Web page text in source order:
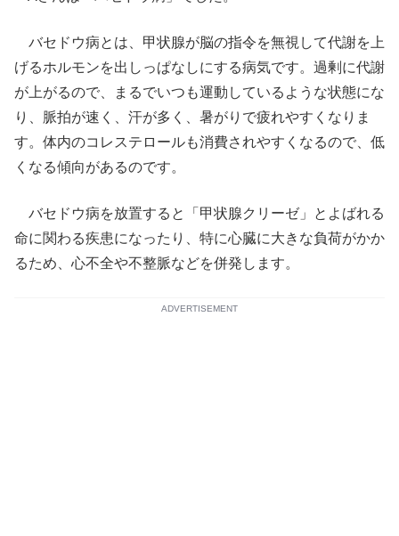
バセドウ病とは、甲状腺が脳の指令を無視して代謝を上
げるホルモンを出しっぱなしにする病気です。過剰に代謝
が上がるので、まるでいつも運動しているような状態にな
り、脈拍が速く、汗が多く、暑がりで疲れやすくなりま
す。体内のコレステロールも消費されやすくなるので、低
くなる傾向があるのです。
バセドウ病を放置すると「甲状腺クリーゼ」とよばれる
命に関わる疾患になったり、特に心臓に大きな負荷がかか
るため、心不全や不整脈などを併発します。
ADVERTISEMENT